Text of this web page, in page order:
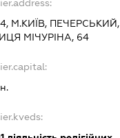
М.КИЇВ, ПЕЧЕРСЬКИЙ,
МІЧУРІНА, 64